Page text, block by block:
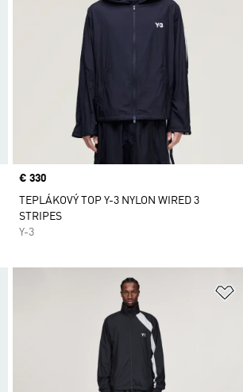
Price
€ 330
TEPLÁKOVÝ TOP Y-3 NYLON WIRED 3
STRIPES
Y-3
Pridať do zoznamu želaných položiek